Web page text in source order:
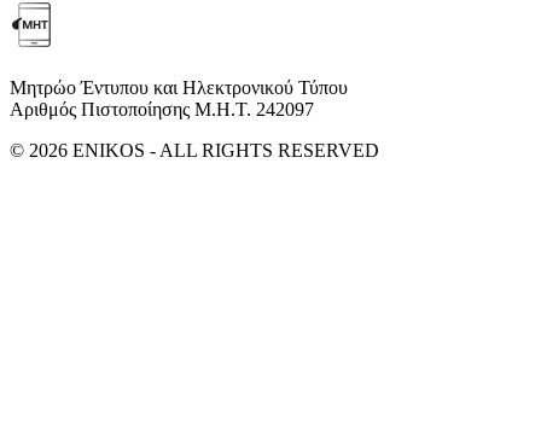
Μητρώο Έντυπου και Ηλεκτρονικού Τύπου
Αριθμός Πιστοποίησης Μ.Η.Τ. 242097
© 2026 ENIKOS - ALL RIGHTS RESERVED